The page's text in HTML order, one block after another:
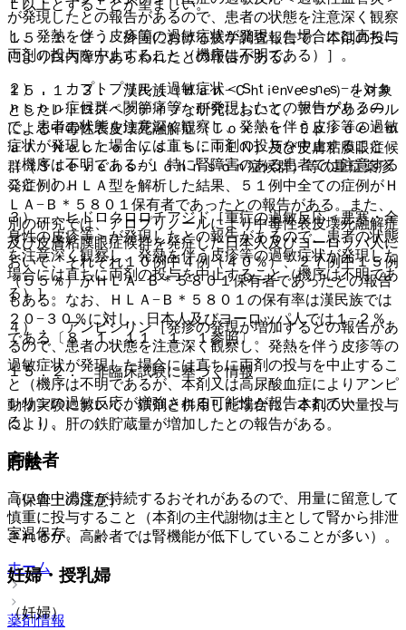
Ｌ以上とすることが望ましい。
１５．１．２． 外国における疫学調査報告で、本剤の投与
により白内障があらわれたとの報告がある。
１５．１．３． 漢民族（Ｈａｎ−Ｃｈｉｎｅｓｅ）を対象
としたレトロスペクティブな研究において、アロプリノール
による中毒性表皮壊死融解症（Ｔｏｘｉｃ Ｅｐｉｄｅｒｍ
ａｌ Ｎｅｃｒｏｌｙｓｉｓ：ＴＥＮ）及び皮膚粘膜眼症候
群（Ｓｔｅｖｅｎｓ−Ｊｏｈｎｓｏｎ症候群）等の重症薬疹
発症例のＨＬＡ型を解析した結果、５１例中全ての症例がＨ
ＬＡ−Ｂ＊５８０１保有者であったとの報告がある。また、
別の研究では、アロプリノールにより中毒性表皮壊死融解症
及び皮膚粘膜眼症候群を発症した日本人及びヨーロッパ人に
おいて、それぞれ１０例中４例（４０％）、２７例中１５例
（５５％）がＨＬＡ−Ｂ＊５８０１保有者であったとの報告
もある。なお、ＨＬＡ−Ｂ＊５８０１の保有率は漢民族では
２０−３０％に対し、日本人及びヨーロッパ人では１−２％
である〔８．１、１１．１．１参照〕。
１５．２． 非臨床試験に基づく情報
動物実験において、鉄剤と併用した場合に、本剤の大量投与
により、肝の鉄貯蔵量が増加したとの報告がある。
貯法
（保管上の注意）
室温保存。
ホーム
薬剤情報
が発現したとの報告があるので、患者の状態を注意深く観察
し、発熱を伴う皮疹等の過敏症状が発現した場合には直ちに
両剤の投与を中止すること（機序は不明である）］。
２）． カプトプリル［過敏症状＜Ｓｔｅｖｅｎｓ−Ｊｏｈ
ｎｓｏｎ症候群・関節痛等＞が発現したとの報告があるの
で、患者の状態を注意深く観察し、発熱を伴う皮疹等の過敏
症状が発現した場合には直ちに両剤の投与を中止すること
（機序は不明であるが、特に腎障害のある患者では注意する
こと）］。
３）． ヒドロクロロチアジド［重症の過敏反応＜悪寒・全
身性の皮疹等＞が発現したとの報告があるので、患者の状態
を注意深く観察し、発熱を伴う皮疹等の過敏症状が発現した
場合には直ちに両剤の投与を中止すること（機序は不明であ
る）］。
４）． アンピシリン［発疹の発現が増加するとの報告があ
るので、患者の状態を注意深く観察し、発熱を伴う皮疹等の
過敏症状が発現した場合には直ちに両剤の投与を中止するこ
と（機序は不明であるが、本剤又は高尿酸血症によりアンピ
シリンの過敏反応が増強される可能性が報告されてい
る）］。
高齢者
高い血中濃度が持続するおそれがあるので、用量に留意して
慎重に投与すること（本剤の主代謝物は主として腎から排泄
されるが、高齢者では腎機能が低下していることが多い）。
妊婦・授乳婦
（妊婦）